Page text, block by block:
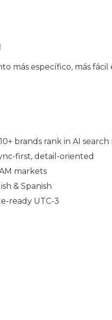
más específico, más fácil
brands rank in AI
first, detail-oriented
markets
& Spanish
ready UTC-3